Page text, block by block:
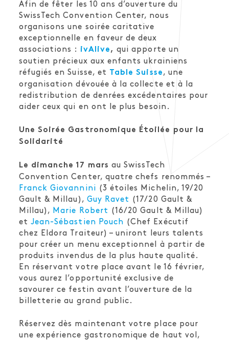
Afin de fêter les 10 ans d’ouverture du
SwissTech Convention Center, nous
organisons une soirée caritative
exceptionnelle en faveur de deux
associations : ivAlive , qui apporte un
soutien précieux aux enfants ukrainiens
réfugiés en Suisse, et
Table Suisse , une
organisation dévouée à la collecte et à la
redistribution de denrées excédentaires pour
aider ceux qui en ont le plus besoin.
Une Soirée Gastronomique Étoilée pour la
Solidarité
Le dimanche 17 mars au SwissTech
Convention Center, quatre chefs renommés –
Franck Giovannini (3 étoiles Michelin, 19/20
Gault & Millau), Guy Ravet (17/20 Gault &
Millau), Marie Robert (16/20 Gault & Millau)
et Jean-Sébastien Pouch (Chef Exécutif
chez Eldora Traiteur) – uniront leurs talents
pour créer un menu exceptionnel à partir de
produits invendus de la plus haute qualité.
En réservant votre place avant le 16 février,
vous aurez l’opportunité exclusive de
savourer ce festin avant l’ouverture de la
billetterie au grand public.
Réservez dès maintenant votre place pour
une expérience gastronomique de haut vol,